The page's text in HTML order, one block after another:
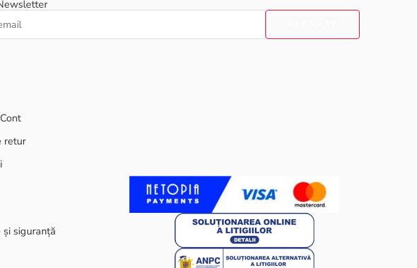
retur
și siguranță